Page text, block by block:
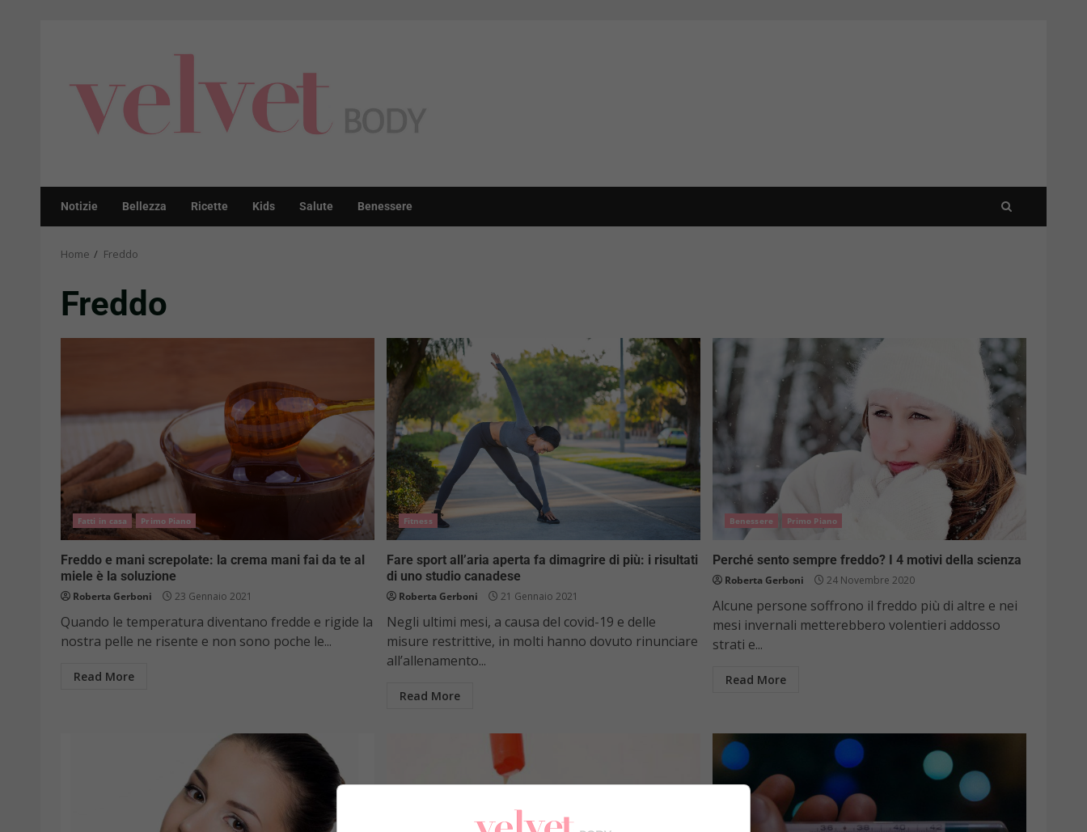
Notizie Bellezza Ricette Kids Salute Benessere
Home Freddo
Freddo
Fatti in casa Primo Piano
Freddo e mani screpolate: la crema mani fai da te al
miele è la soluzione
Roberta Gerboni 23 Gennaio 2021
Quando le temperatura diventano fredde e rigide la
nostra pelle ne risente e non sono poche le...
Read More
Fitness
Fare sport all’aria aperta fa dimagrire di più: i risultati
di uno studio canadese
Roberta Gerboni 21 Gennaio 2021
Negli ultimi mesi, a causa del covid-19 e delle
misure restrittive, in molti hanno dovuto rinunciare
all’allenamento...
Read More
Benessere Primo Piano
Perché sento sempre freddo? I 4 motivi della scienza
Roberta Gerboni 24 Novembre 2020
Alcune persone soffrono il freddo più di altre e nei
mesi invernali metterebbero volentieri addosso
strati e...
Read More